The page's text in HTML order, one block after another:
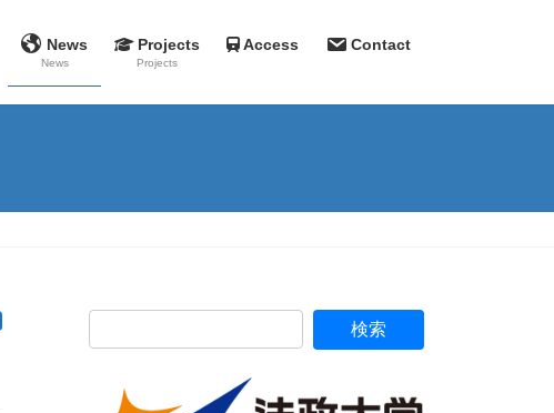
News
News
Projects
Projects
Access Contact